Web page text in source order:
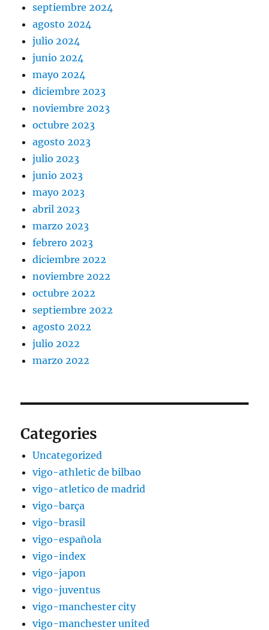
septiembre 2024
agosto 2024
julio 2024
junio 2024
mayo 2024
diciembre 2023
noviembre 2023
octubre 2023
agosto 2023
julio 2023
junio 2023
mayo 2023
abril 2023
marzo 2023
febrero 2023
diciembre 2022
noviembre 2022
octubre 2022
septiembre 2022
agosto 2022
julio 2022
marzo 2022
Categories
Uncategorized
vigo-athletic de bilbao
vigo-atletico de madrid
vigo-barça
vigo-brasil
vigo-española
vigo-index
vigo-japon
vigo-juventus
vigo-manchester city
vigo-manchester united